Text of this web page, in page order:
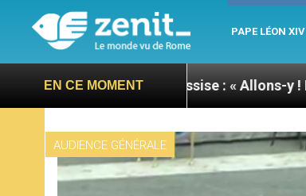
PAPE LÉON XIV
EN CE MOMENT
pape à Assise : « Allons-y ! Let’s go ! »
AUDIENCE GÉNÉRALE